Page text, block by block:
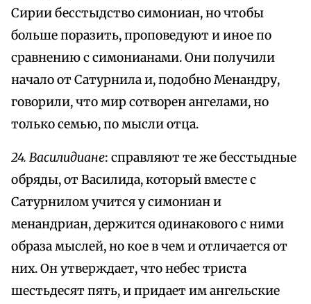
Сирии бесстыдство симониан, но чтобы
больше поразить, проповедуют и иное по
сравнению с симонианами. Они получили
начало от Сатурнила и, подобно Менандру,
говорили, что мир сотворен ангелами, но
только семью, по мысли отца.
24. Василидиане: справляют те же бесстыдные
обряды, от Василида, который вместе с
Сатурнилом учится у симониан и
менандриан, держится одинакового с ними
образа мыслей, но кое в чем и отличается от
них. Он утверждает, что небес триста
шестьдесят пять, и придает им ангельские